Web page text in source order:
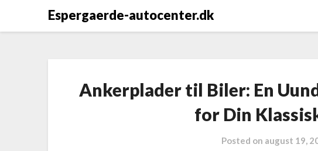
Espergaerde-autocenter.dk
Ankerplader til Biler: En
for Din
Posted on august 19,